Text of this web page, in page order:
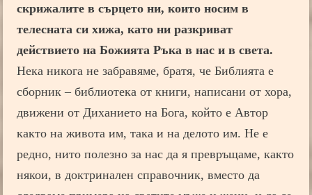
скрижалите в сърцето ни, които носим в
телесната си хижа, като ни разкриват
действието на Божията Ръка в нас и в света.
Нека никога не забравяме, братя, че Библията е
сборник – библиотека от книги, написани от хора,
движени от Диханието на Бога, който е Автор
както на живота им, така и на делото им. Не е
редно, нито полезно за нас да я превръщаме, както
някои, в доктринален справочник, вместо да